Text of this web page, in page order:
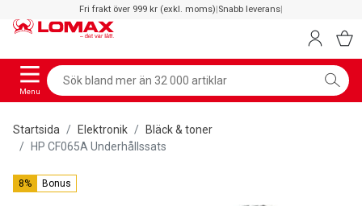
Fri frakt över 999 kr (exkl. moms)|Snabb leverans|
Menu
Startsida Elektronik
Bläck & toner
HP CF065A Underhållssats
8% Bonus